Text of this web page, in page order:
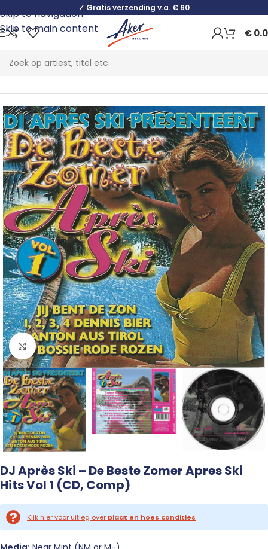
Skip to navigation
Skip to main content
✓ Gratis verzending v.a. € 60
€
Home Pop
Click to enlarge
DJ Après Ski – De Beste Zomer Apres Ski
Hits Vol 1 (CD, Comp)
Klik hier voor uitleg over plaat en hoes condities